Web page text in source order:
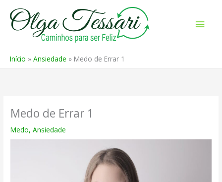
para
Início Ansiedade Medo de Errar 1
Medo de Errar 1
Medo,Ansiedade